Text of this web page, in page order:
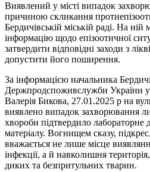
Виявлений у місті випадок
причиною скликання
Бердичівській міській раді. На ній
інформацію щодо епізоотичної
затвердити відповідні заходи з
допустити його поширення.
За інформацією начальника
Держпродспоживслужби України у
Валерія Бикова, 27.01.2025 р на
виявлено випадок захворювання
хвороби підтвердило лабораторне
матеріалу. Вогнищем сказу,
вважається не лише місце
інфекції, а й навколишня
диких та безпритульних тварин.